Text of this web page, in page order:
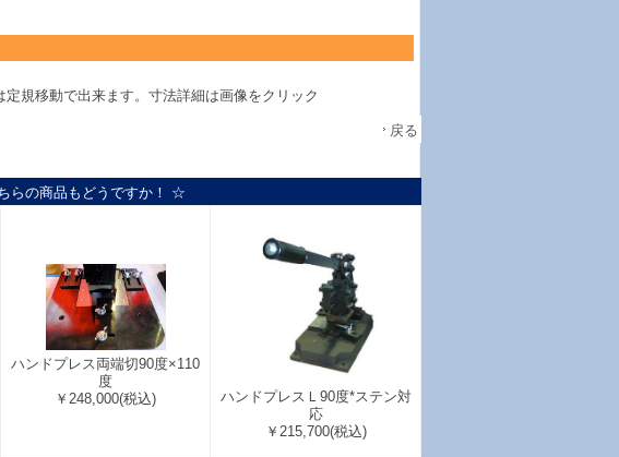
規移動で出来ます。寸法詳細は画像をクリック
戻る
らの商品もどうですか！ ☆
ハンドプレス両端切90度×110
度
￥248,000(税込)
ハンドプレスＬ90度*ステン対
応
￥215,700(税込)